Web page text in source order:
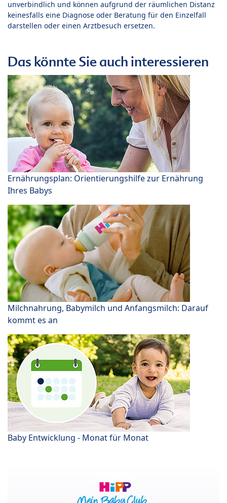
unverbindlich und können aufgrund der räumlichen Distanz
keinesfalls eine Diagnose oder Beratung für den Einzelfall
darstellen oder einen Arztbesuch ersetzen.
Das könnte Sie auch interessieren
Ernährungsplan: Orientierungshilfe zur Ernährung
Ihres Babys
Milchnahrung, Babymilch und Anfangsmilch: Darauf
kommt es an
Baby Entwicklung - Monat für Monat